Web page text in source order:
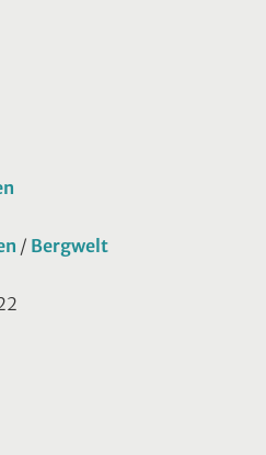
/ Bergwelt